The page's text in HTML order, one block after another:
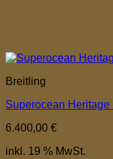
Breitling
Superocean Heritage
6.400,00 €
inkl. 19 % MwSt.